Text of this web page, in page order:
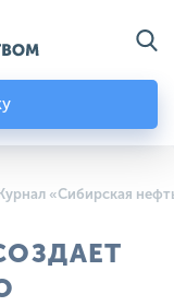
«Сибирская